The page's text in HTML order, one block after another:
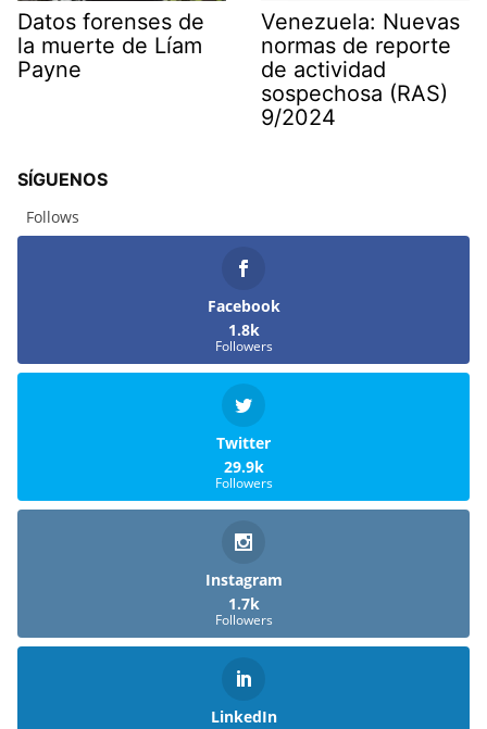
Datos forenses de
la muerte de Líam
Payne
Venezuela: Nuevas
normas de reporte
de actividad
sospechosa (RAS)
9/2024
SÍGUENOS
Follows
Facebook
1.8k
Followers
Twitter
29.9k
Followers
Instagram
1.7k
Followers
LinkedIn